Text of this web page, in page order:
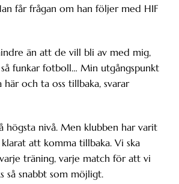
får frågan om han följer med HIF
än att de vill bli av med mig,
funkar fotboll… Min utgångspunkt
och ta oss tillbaka, svarar
högsta nivå. Men klubben har varit
att komma tillbaka. Vi ska
träning, varje match för att vi
så snabbt som möjligt.